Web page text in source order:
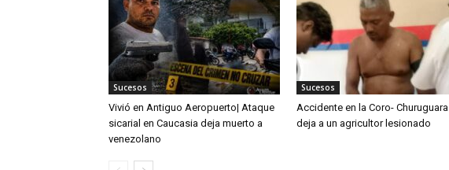
Sucesos
Vivió en Antiguo Aeropuerto| Ataque
sicarial en Caucasia deja muerto a
venezolano
Sucesos
Accidente en la Coro- Churuguara
deja a un agricultor lesionado